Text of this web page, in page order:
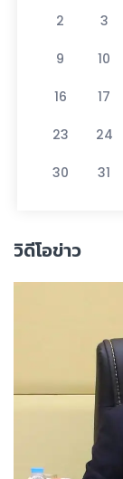
2 3
9 10
16 17
23 24
30 31
วิดีโอข่าว